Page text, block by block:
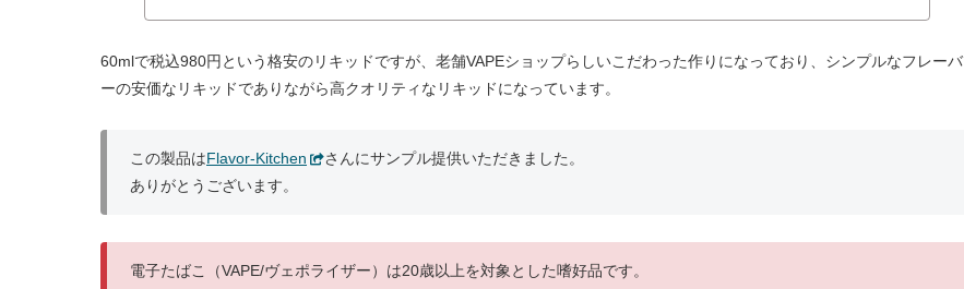
60mlで税込980円という格安のリキッドですが、老舗VAPEショップらしいこだわった作りになっており、シンプルなフレーバ
ーの安価なリキッドでありながら高クオリティなリキッドになっています。
この製品はFlavor-Kitchen
さんにサンプル提供いただきました。
ありがとうございます。
電子たばこ（VAPE/ヴェポライザー）は20歳以上を対象とした嗜好品です。